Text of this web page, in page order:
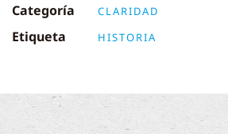
Categoría CLARIDAD
Etiqueta HISTORIA